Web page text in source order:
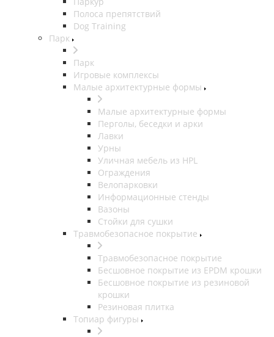
Полоса препятствий
Dog Training
Парк
Парк
Игровые комплексы
Малые архитектурные формы
Малые архитектурные формы
Перголы, беседки и арки
Лавки
Урны
Уличная мебель из HPL
Ограждения
Велопарковки
Информационные стенды
Вазоны
Стойки для сушки
Травмобезопасное покрытие
Травмобезопасное покрытие
Бесшовное покрытие из EPDM крошки
Бесшовное покрытие из резиновой
крошки
Резиновая плитка
Топиар фигуры